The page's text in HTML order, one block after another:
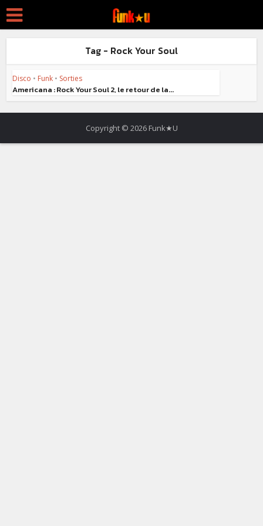
Tag - Rock Your Soul
Disco • Funk • Sorties
Americana : Rock Your Soul 2, le retour de la...
Copyright © 2026 Funk★U